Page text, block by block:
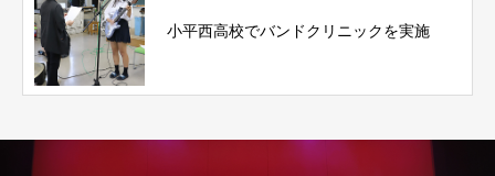
小平西高校でバンドクリニックを実施